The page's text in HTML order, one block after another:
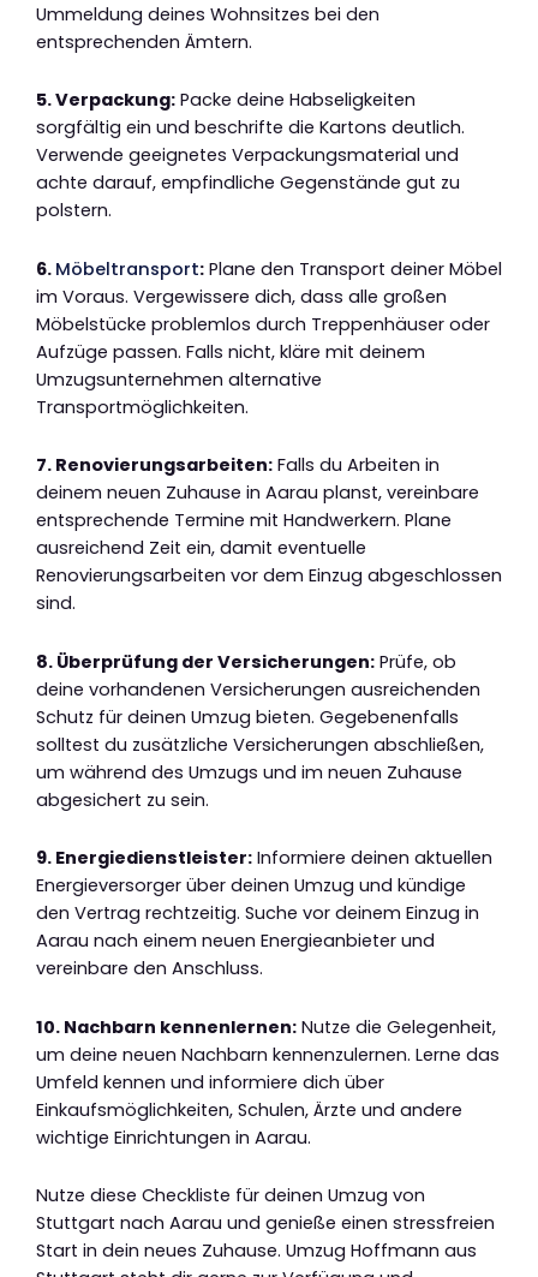
Ummeldung deines Wohnsitzes bei den
entsprechenden Ämtern.
5. Verpackung: Packe deine Habseligkeiten
sorgfältig ein und beschrifte die Kartons deutlich.
Verwende geeignetes Verpackungsmaterial und
achte darauf, empfindliche Gegenstände gut zu
polstern.
6. Möbeltransport: Plane den Transport deiner Möbel
im Voraus. Vergewissere dich, dass alle großen
Möbelstücke problemlos durch Treppenhäuser oder
Aufzüge passen. Falls nicht, kläre mit deinem
Umzugsunternehmen alternative
Transportmöglichkeiten.
7. Renovierungsarbeiten: Falls du Arbeiten in
deinem neuen Zuhause in Aarau planst, vereinbare
entsprechende Termine mit Handwerkern. Plane
ausreichend Zeit ein, damit eventuelle
Renovierungsarbeiten vor dem Einzug abgeschlossen
sind.
8. Überprüfung der Versicherungen: Prüfe, ob
deine vorhandenen Versicherungen ausreichenden
Schutz für deinen Umzug bieten. Gegebenenfalls
solltest du zusätzliche Versicherungen abschließen,
um während des Umzugs und im neuen Zuhause
abgesichert zu sein.
9. Energiedienstleister: Informiere deinen aktuellen
Energieversorger über deinen Umzug und kündige
den Vertrag rechtzeitig. Suche vor deinem Einzug in
Aarau nach einem neuen Energieanbieter und
vereinbare den Anschluss.
10. Nachbarn kennenlernen: Nutze die Gelegenheit,
um deine neuen Nachbarn kennenzulernen. Lerne das
Umfeld kennen und informiere dich über
Einkaufsmöglichkeiten, Schulen, Ärzte und andere
wichtige Einrichtungen in Aarau.
Nutze diese Checkliste für deinen Umzug von
Stuttgart nach Aarau und genieße einen stressfreien
Start in dein neues Zuhause. Umzug Hoffmann aus